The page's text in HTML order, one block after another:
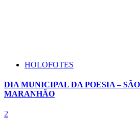
HOLOFOTES
DIA MUNICIPAL DA POESIA –
MARANHÃO
2